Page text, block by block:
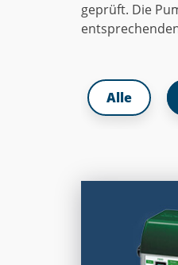
geprüft. Die
Alle